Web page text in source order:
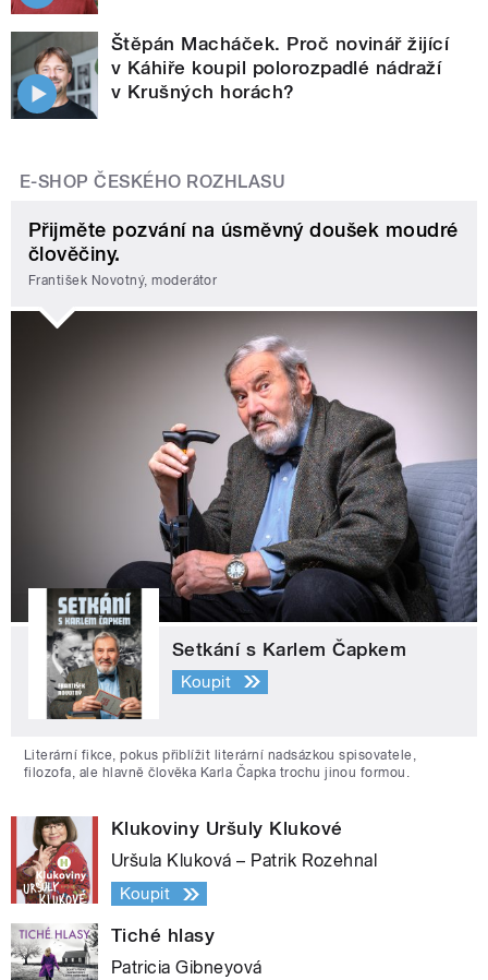
Štěpán Macháček. Proč novinář žijící
v Káhiře koupil polorozpadlé nádraží
v Krušných horách?
E-SHOP ČESKÉHO ROZHLASU
Přijměte pozvání na úsměvný doušek moudré
člověčiny.
František Novotný, moderátor
Setkání s Karlem Čapkem
Koupit
Literární fikce, pokus přiblížit literární nadsázkou spisovatele,
filozofa, ale hlavně člověka Karla Čapka trochu jinou formou.
Klukoviny Uršuly Klukové
Uršula Kluková – Patrik Rozehnal
Koupit
Tiché hlasy
Patricia Gibneyová